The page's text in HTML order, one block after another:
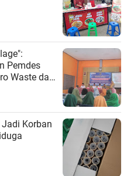
Pemdes
Waste dan
Korban